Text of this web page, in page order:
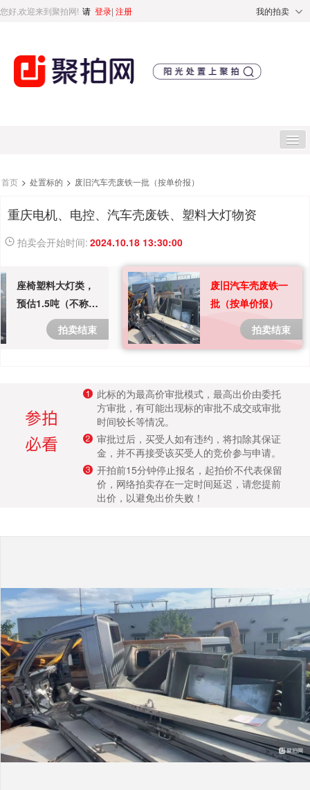
您好,欢迎来到聚拍网! 请 登录| 注册 我的拍卖
首页
处置标的
直播专区
处置专区
成交案例
打折资产
聚循环
废钢行情
帮助中心
首页 > 处置标的 > 废旧汽车壳废铁一批（按单价报）
重庆电机、电控、汽车壳废铁、塑料大灯物资
拍卖会开始时间: 2024.10.18 13:30:00
座椅塑料大灯类，
预估1.5吨（不称重
打包一批报价）
拍卖结束
废旧汽车壳废铁一
批（按单价报）
拍卖结束
此标的为最高价审批模式，最高出价由委托
方审批，有可能出现标的审批不成交或审批
时间较长等情况。
审批过后，买受人如有违约，将扣除其保证
金，并不再接受该买受人的竞价参与申请。
开拍前15分钟停止报名，起拍价不代表保留
价，网络拍卖存在一定时间延迟，请您提前
出价，以避免出价失败！